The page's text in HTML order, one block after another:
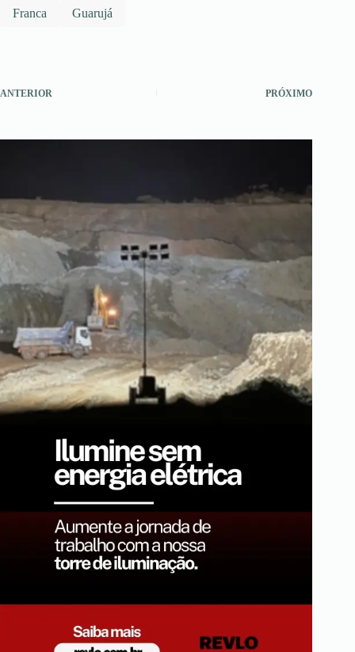
Franca
Guarujá
ANTERIOR PRÓXIMO